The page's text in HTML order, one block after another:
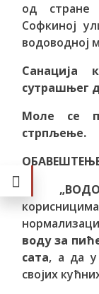
од стране
Софкиној
водоводној
Санација
сутрашњег
Моле се
стрпљење.
ЈП
воду за
сата, а да у
својих